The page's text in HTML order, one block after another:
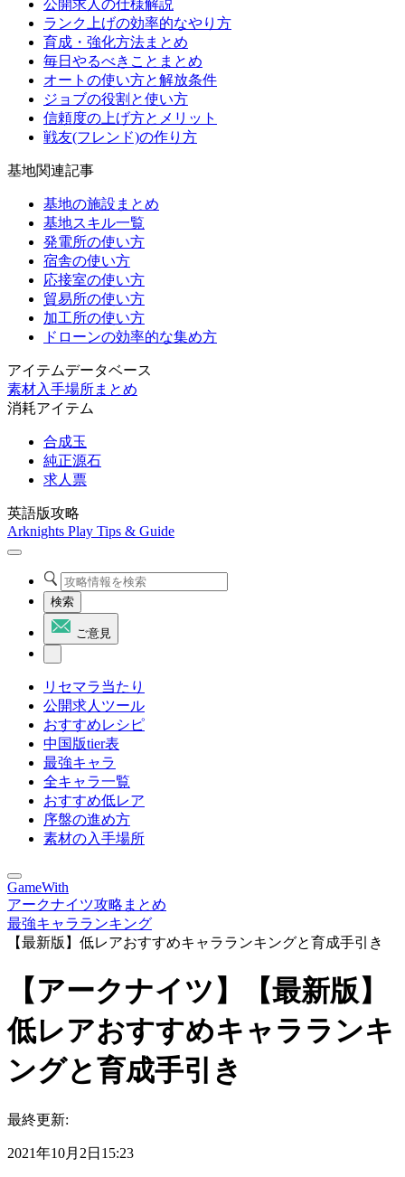
公開求人の仕様解説
ランク上げの効率的なやり方
育成・強化方法まとめ
毎日やるべきことまとめ
オートの使い方と解放条件
ジョブの役割と使い方
信頼度の上げ方とメリット
戦友(フレンド)の作り方
基地関連記事
基地の施設まとめ
基地スキル一覧
発電所の使い方
宿舎の使い方
応接室の使い方
貿易所の使い方
加工所の使い方
ドローンの効率的な集め方
アイテムデータベース
素材入手場所まとめ
消耗アイテム
合成玉
純正源石
求人票
英語版攻略
Arknights Play Tips & Guide
検索
ご意見
リセマラ当たり
公開求人ツール
おすすめレシピ
中国版tier表
最強キャラ
全キャラ一覧
おすすめ低レア
序盤の進め方
素材の入手場所
GameWith
アークナイツ攻略まとめ
最強キャラランキング
【最新版】低レアおすすめキャラランキングと育成手引き
【アークナイツ】【最新版】
低レアおすすめキャラランキ
ングと育成手引き
最終更新:
2021年10月2日15:23